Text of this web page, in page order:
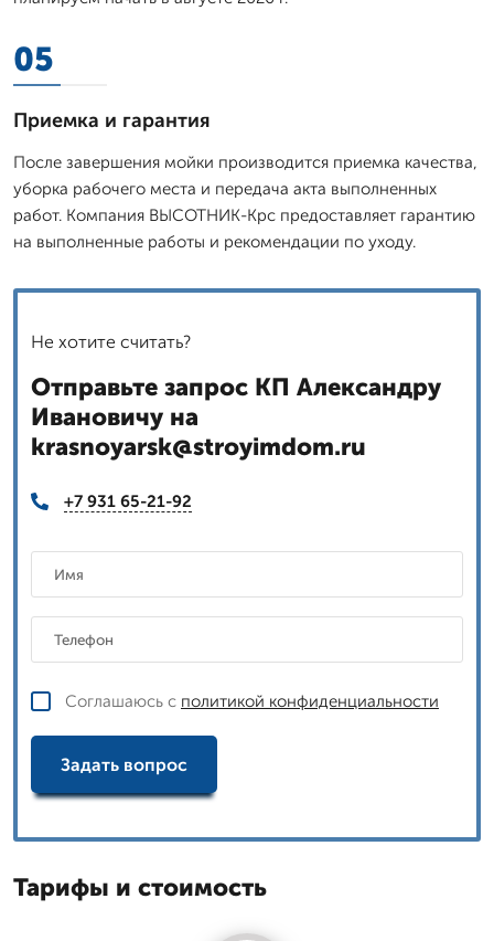
05
Приемка и гарантия
После завершения мойки производится приемка качества,
уборка рабочего места и передача акта выполненных
работ. Компания ВЫСОТНИК-Крс предоставляет гарантию
на выполненные работы и рекомендации по уходу.
Не хотите считать?
Отправьте запрос КП Александру
Ивановичу на
krasnoyarsk@stroyimdom.ru
+7 931 65-21-92
Соглашаюсь с политикой конфиденциальности
Задать вопрос
Тарифы и стоимость